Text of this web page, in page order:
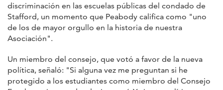
discriminación en las escuelas públicas del condado de
Stafford, un momento que Peabody califica como "uno
de los de mayor orgullo en la historia de nuestra
Asociación".
Un miembro del consejo, que votó a favor de la nueva
política, señaló: "Si alguna vez me preguntan si he
protegido a los estudiantes como miembro del Consejo